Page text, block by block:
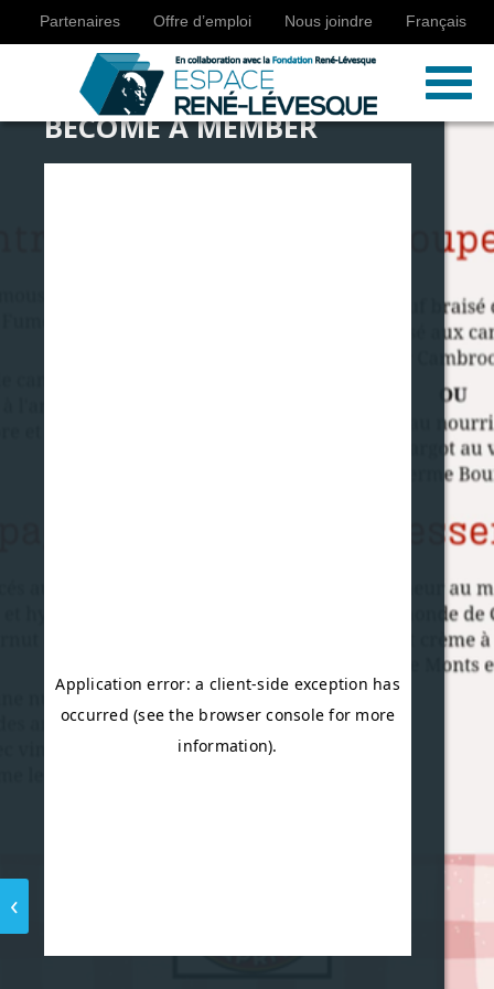
Partenaires Offre d’emploi Nous joindre Français
BECOME A MEMBER